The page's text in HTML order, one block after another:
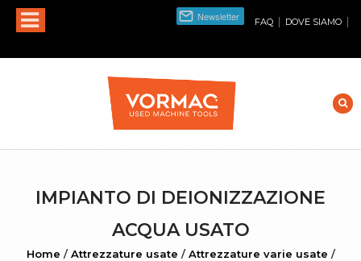
FAQ | DOVE SIAMO |
IMPIANTO DI DEIONIZZAZIONE
ACQUA USATO
Home / Attrezzature usate / Attrezzature varie usate /